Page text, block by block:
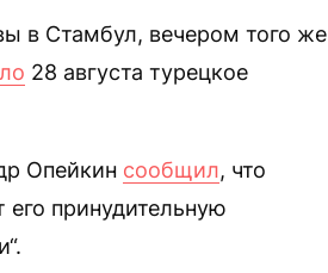
в Стамбул, вечером того же
28 августа турецкое
Опейкин сообщил, что
его принудительную